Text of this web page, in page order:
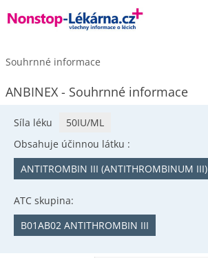
Souhrnné informace
ANBINEX - Souhrnné informace
Síla léku
50IU/ML
Obsahuje účinnou látku :
ANTITROMBIN III (ANTITHROMBINUM III)
ATC skupina:
B01AB02 ANTITHROMBIN III